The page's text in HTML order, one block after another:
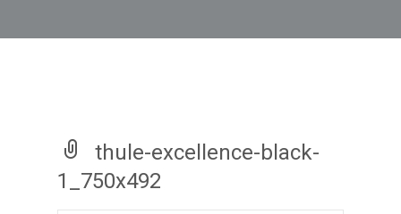
thule-excellence-black-
1_750x492